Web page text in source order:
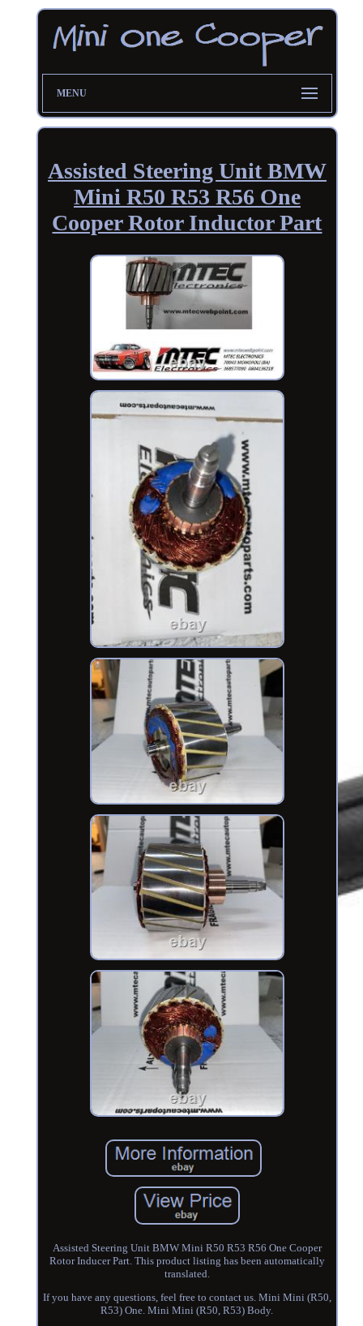
MENU
Assisted Steering Unit BMW
Mini R50 R53 R56 One
Cooper Rotor Inductor Part
Assisted Steering Unit BMW Mini R50 R53 R56 One Cooper
Rotor Inducer Part. This product listing has been automatically
translated.
If you have any questions, feel free to contact us. Mini Mini (R50,
R53) One. Mini Mini (R50, R53) Body.